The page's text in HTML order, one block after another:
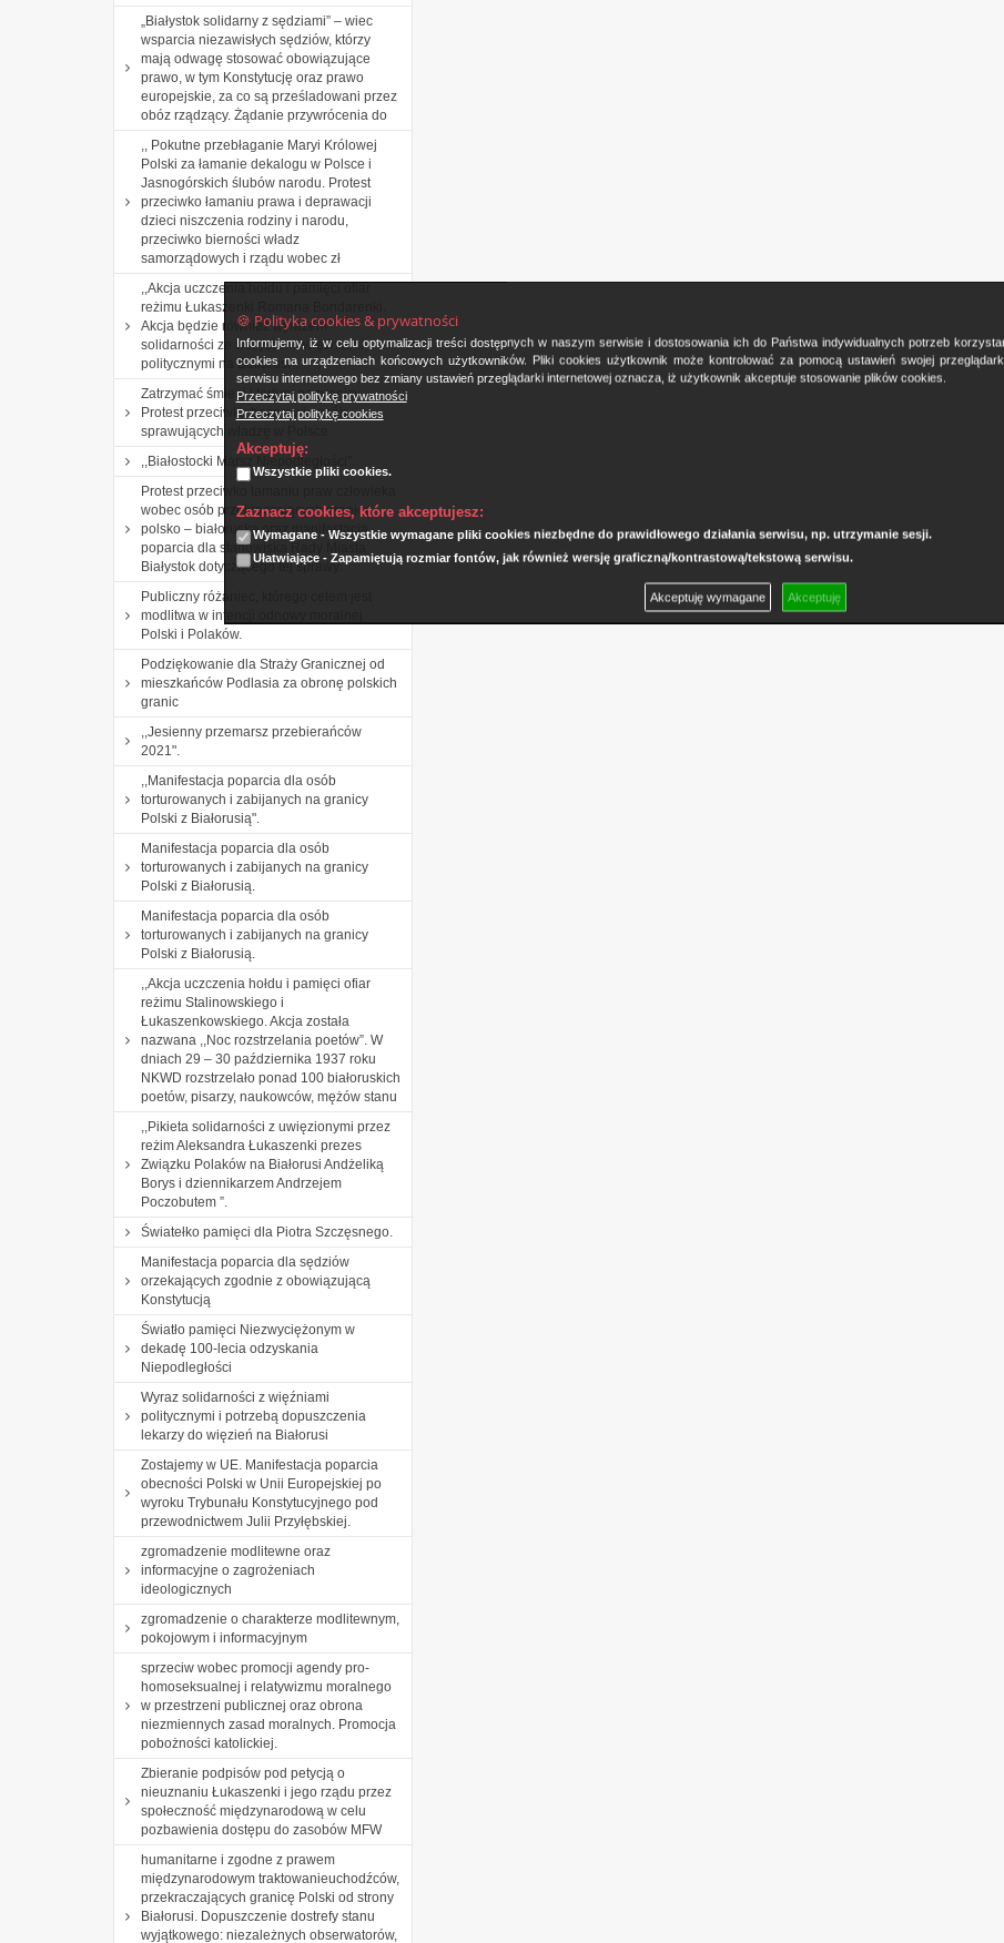
🍪 Polityka cookies & prywatności
Informujemy, iż w celu optymalizacji treści dostępnych w naszym serwisie i dostosowania ich do Państwa indywidualnych potrzeb
cookies na urządzeniach końcowych użytkowników. Pliki cookies użytkownik może kontrolować za pomocą ustawień swojej
serwisu internetowego bez zmiany ustawień przeglądarki internetowej oznacza, iż użytkownik akceptuje stosowanie plików cookies.
Przeczytaj politykę prywatności
Przeczytaj politykę cookies
Akceptuję:
Wszystkie pliki cookies.
Zaznacz cookies, które akceptujesz:
Wymagane - Wszystkie wymagane pliki cookies niezbędne do prawidłowego działania serwisu, np. utrzymanie sesji.
Ułatwiające - Zapamiętują rozmiar fontów, jak również wersję graficzną/kontrastową/tekstową serwisu.
Akceptuję wymagane Akceptuję
„Białystok solidarny z sędziami” – wiec
wsparcia niezawisłych sędziów, którzy
mają odwagę stosować obowiązujące
prawo, w tym Konstytucję oraz prawo
europejskie, za co są prześladowani przez
obóz rządzący. Żądanie przywrócenia do
,, Pokutne przebłaganie Maryi Królowej
Polski za łamanie dekalogu w Polsce i
Jasnogórskich ślubów narodu. Protest
przeciwko łamaniu prawa i deprawacji
dzieci niszczenia rodziny i narodu,
przeciwko bierności władz
samorządowych i rządu wobec zł
,,Akcja uczczenia hołdu i pamięci ofiar
reżimu Łukaszenki Romana Bondarenki.
Akcja będzie również wyrazem
solidarności ze wszystkimi więźniami
politycznymi na Białorusi”.
Zatrzymać śmierć i tortury na granicy.
Protest przeciwko bezprawiu osób
sprawujących władzę w Polsce.
,,Białostocki Marsz Niepodległości".
Protest przeciwko łamaniu praw człowieka
wobec osób przekraczających granicę
polsko – białoruską oraz manifestacja
poparcia dla stanowiska Rady Miasta
Białystok dotyczącego tej sprawy.
Publiczny różaniec, którego celem jest
modlitwa w intencji odnowy moralnej
Polski i Polaków.
Podziękowanie dla Straży Granicznej od
mieszkańców Podlasia za obronę polskich
granic
,,Jesienny przemarsz przebierańców
2021".
,,Manifestacja poparcia dla osób
torturowanych i zabijanych na granicy
Polski z Białorusią".
Manifestacja poparcia dla osób
torturowanych i zabijanych na granicy
Polski z Białorusią.
Manifestacja poparcia dla osób
torturowanych i zabijanych na granicy
Polski z Białorusią.
,,Akcja uczczenia hołdu i pamięci ofiar
reżimu Stalinowskiego i
Łukaszenkowskiego. Akcja została
nazwana ,,Noc rozstrzelania poetów”. W
dniach 29 – 30 października 1937 roku
NKWD rozstrzelało ponad 100 białoruskich
poetów, pisarzy, naukowców, mężów stanu
,,Pikieta solidarności z uwięzionymi przez
reżim Aleksandra Łukaszenki prezes
Związku Polaków na Białorusi Andżeliką
Borys i dziennikarzem Andrzejem
Poczobutem ”.
Światełko pamięci dla Piotra Szczęsnego.
Manifestacja poparcia dla sędziów
orzekających zgodnie z obowiązującą
Konstytucją
Światło pamięci Niezwyciężonym w
dekadę 100-lecia odzyskania
Niepodległości
Wyraz solidarności z więźniami
politycznymi i potrzebą dopuszczenia
lekarzy do więzień na Białorusi
Zostajemy w UE. Manifestacja poparcia
obecności Polski w Unii Europejskiej po
wyroku Trybunału Konstytucyjnego pod
przewodnictwem Julii Przyłębskiej.
zgromadzenie modlitewne oraz
informacyjne o zagrożeniach
ideologicznych
zgromadzenie o charakterze modlitewnym,
pokojowym i informacyjnym
sprzeciw wobec promocji agendy pro-
homoseksualnej i relatywizmu moralnego
w przestrzeni publicznej oraz obrona
niezmiennych zasad moralnych. Promocja
pobożności katolickiej.
Zbieranie podpisów pod petycją o
nieuznaniu Łukaszenki i jego rządu przez
społeczność międzynarodową w celu
pozbawienia dostępu do zasobów MFW
humanitarne i zgodne z prawem
międzynarodowym traktowanieuchodźców,
przekraczających granicę Polski od strony
Białorusi. Dopuszczenie dostrefy stanu
wyjątkowego: niezależnych obserwatorów,